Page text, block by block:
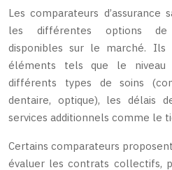
Les comparateurs d’assurance
les différentes options de
disponibles sur le marché.
éléments tels que le niveau
différents types de soins
dentaire, optique), les délais
services additionnels comme le
Certains comparateurs
évaluer les contrats collectifs,